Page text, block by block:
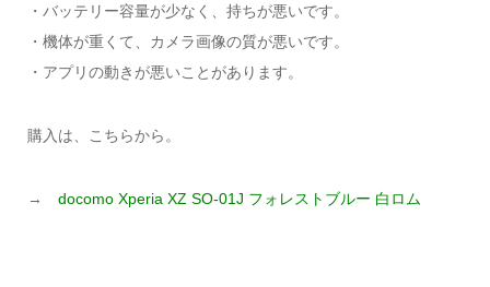
・バッテリー容量が少なく、持ちが悪いです。
・機体が重くて、カメラ画像の質が悪いです。
・アプリの動きが悪いことがあります。
購入は、こちらから。
→ docomo Xperia XZ SO-01J フォレストブルー 白ロム